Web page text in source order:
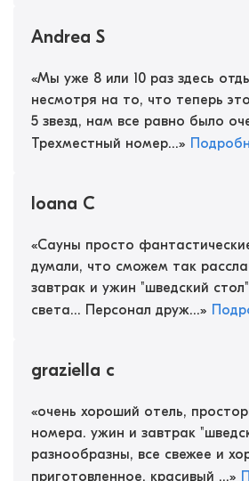
Andrea S
«Мы уже 8 или 10 раз здесь
несмотря на то, что теперь
5 звезд, нам все равно было
Трехместный номер...»
Ioana C
«Сауны просто
думали, что сможем так
завтрак и ужин "шведский
света... Персонал друж...»
graziella c
«очень хороший отель,
номера. ужин и завтрак
разнообразны, все свежее и
приготовленное. красивый ...»